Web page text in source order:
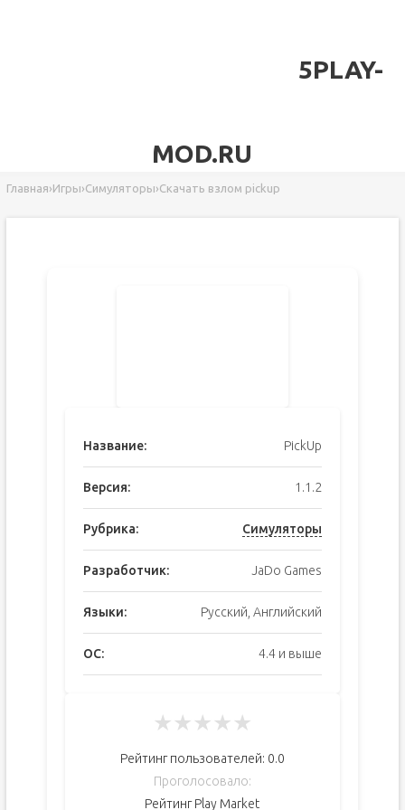
5PLAY-
MOD.RU
Главная›Игры›Симуляторы›Скачать взлом pickup
Название: PickUp
Версия: 1.1.2
Рубрика: Симуляторы
Разработчик: JaDo Games
Языки: Русский, Английский
ОС: 4.4 и выше
★★★★★
Рейтинг пользователей: 0.0
Проголосовало:
Рейтинг Play Market